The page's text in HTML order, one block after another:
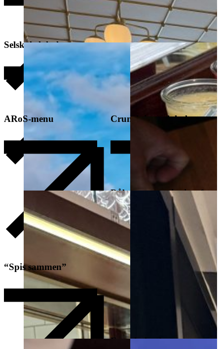
Selskabslokaler
ARoS-menu Crunch i eget lokale
Dåb- og navngivningsfest
“Spis sammen”
Eventkalender